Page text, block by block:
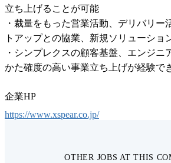
立ち上げることが可能
・裁量をもった営業活動、デリバリー
トアップとの協業、新規ソリューショ
・シンプレクスの顧客基盤、エンジニ
かた確度の高い事業立ち上げが経験で
企業HP
https://www.xspear.co.jp/
OTHER JOBS AT THIS